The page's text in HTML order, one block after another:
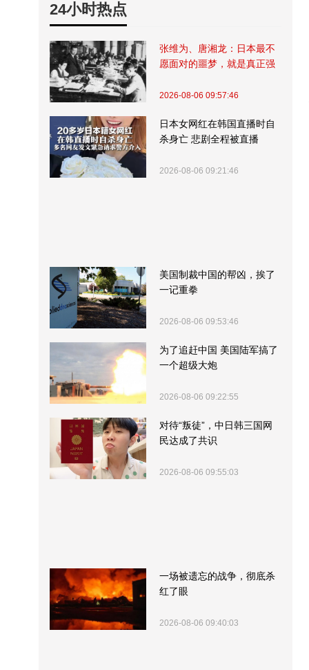
24小时热点
张维为、唐湘龙：日本最不
愿面对的噩梦，就是真正强
2026-08-06 09:57:46
日本女网红在韩国直播时自
杀身亡 悲剧全程被直播
2026-08-06 09:21:46
美国制裁中国的帮凶，挨了
一记重拳
2026-08-06 09:53:46
为了追赶中国 美国陆军搞了
一个超级大炮
2026-08-06 09:22:55
对待“叛徒”，中日韩三国网
民达成了共识
2026-08-06 09:55:03
一场被遗忘的战争，彻底杀
红了眼
2026-08-06 09:40:03